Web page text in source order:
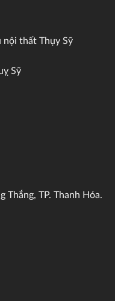
nội thất Thụy Sỹ
Sỹ
Thắng, TP. Thanh Hóa.